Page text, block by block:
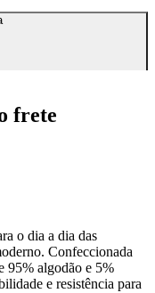
frete
o dia a dia das
Confeccionada
95% algodão e 5%
e resistência para